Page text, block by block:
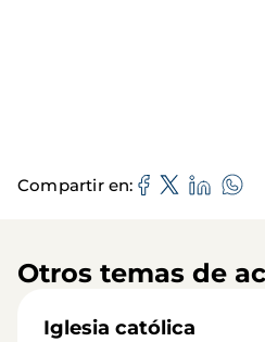
Compartir en
Otros temas de
Iglesia católica